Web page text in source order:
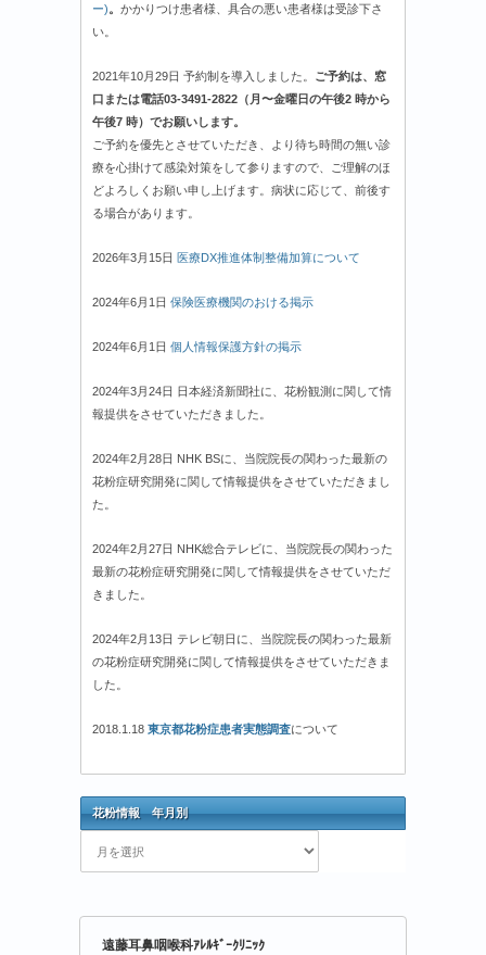
ー)。 かかりつけ患者様、具合の悪い患者様は受診下さ
い。
2021年10月29日 予約制を導入しました。 ご予約は、窓
口または電話03-3491-2822（月〜金曜日の午後2 時から
午後7 時）でお願いします。
ご予約を優先とさせていただき、より待ち時間の無い診
療を心掛けて感染対策をして参りますので、ご理解のほ
どよろしくお願い申し上げます。病状に応じて、前後す
る場合があります。
2026年3月15日 医療DX推進体制整備加算について
2024年6月1日 保険医療機関のおける掲示
2024年6月1日 個人情報保護方針の掲示
2024年3月24日 日本経済新聞社に、花粉観測に関して情
報提供をさせていただきました。
2024年2月28日 NHK BSに、当院院長の関わった最新の
花粉症研究開発に関して情報提供をさせていただきまし
た。
2024年2月27日 NHK総合テレビに、当院院長の関わった
最新の花粉症研究開発に関して情報提供をさせていただ
きました。
2024年2月13日 テレビ朝日に、当院院長の関わった最新
の花粉症研究開発に関して情報提供をさせていただきま
した。
2018.1.18 東京都花粉症患者実態調査について
花粉情報 年月別
花
粉
遠藤耳鼻咽喉科ｱﾚﾙｷﾞｰｸﾘﾆｯｸ